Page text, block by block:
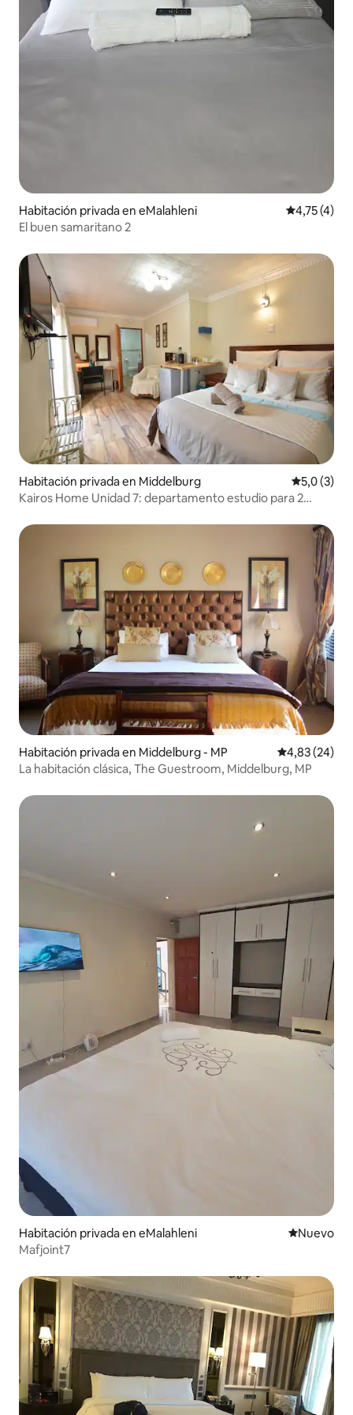
Habitación privada en eMalahleni Calificación
4,75 (4)
El buen samaritano 2
Habitación privada en Middelburg
5,0 (3)
Kairos Home Unidad 7: departamento estudio para 2
Habitación privada en Middelburg - MP Calificación
4,83 (24)
La habitación clásica, The Guestroom, Middelburg, MP
Habitación privada en eMalahleni Lugar
Nuevo
Mafjoint7